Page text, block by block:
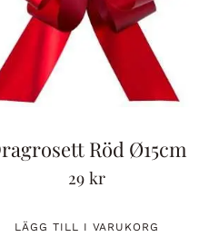
Röd Ø15cm
29 kr
LÄGG TILL I VARUKORG